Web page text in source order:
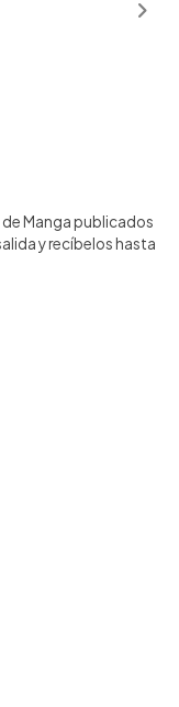
Manga publicados
y recíbelos hasta